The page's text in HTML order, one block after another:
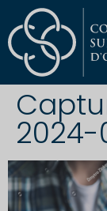
2024-